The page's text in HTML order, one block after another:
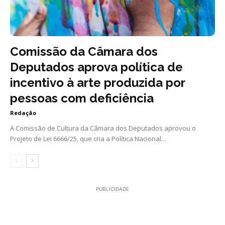
Comissão da Câmara dos
Deputados aprova política de
incentivo à arte produzida por
pessoas com deficiência
Redação
A Comissão de Cultura da Câmara dos Deputados aprovou o
Projeto de Lei 6666/25, que cria a Política Nacional...
PUBLICIDADE